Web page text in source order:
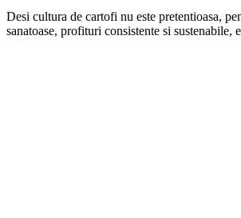
Desi cultura de cartofi nu este pretentioasa,
sanatoase, profituri consistente si sustenabile,